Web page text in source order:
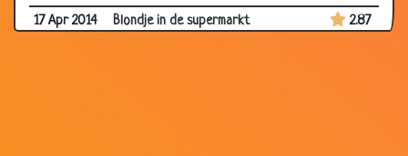
17 Apr 2014
Blondje in de supermarkt
2.87